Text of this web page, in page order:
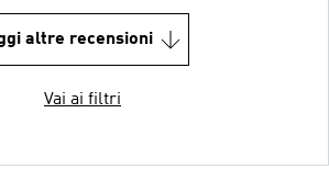
altre recensioni
Vai ai filtri